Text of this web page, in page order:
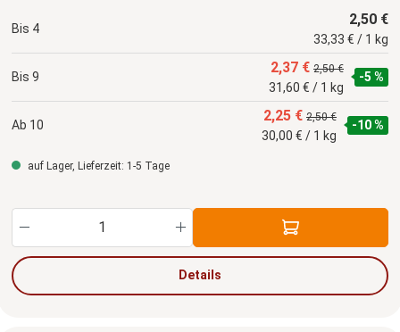
Bis 4
2,50 €
33,33 € / 1 kg
Bis 9
2,37 € 2,50 €
31,60 € / 1 kg
-5 %
Ab 10
2,25 € 2,50 €
30,00 € / 1 kg
-10 %
auf Lager, Lieferzeit: 1-5 Tage
Produkt Anzahl: Gib den gewünschten Wert
Details